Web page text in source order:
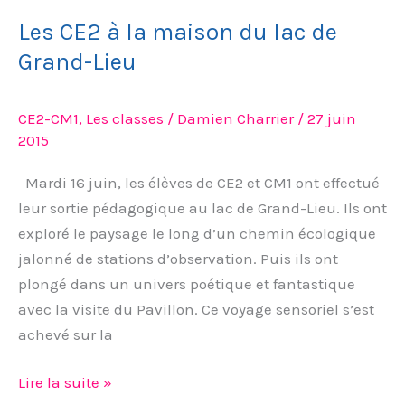
Les CE2 à la maison du lac de
Grand-Lieu
CE2-CM1, Les classes / Damien Charrier / 27 juin
2015
Mardi 16 juin, les élèves de CE2 et CM1 ont effectué
leur sortie pédagogique au lac de Grand-Lieu. Ils ont
exploré le paysage le long d’un chemin écologique
jalonné de stations d’observation. Puis ils ont
plongé dans un univers poétique et fantastique
avec la visite du Pavillon. Ce voyage sensoriel s’est
achevé sur la
Lire la suite »